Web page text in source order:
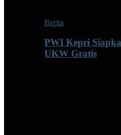
Berita
PWI Kepri
UKW Gratis